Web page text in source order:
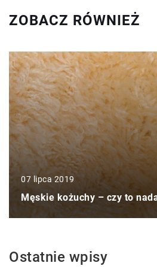
ZOBACZ RÓWNIEŻ
07 lipca 2019
Męskie kożuchy – czy to
Ostatnie wpisy